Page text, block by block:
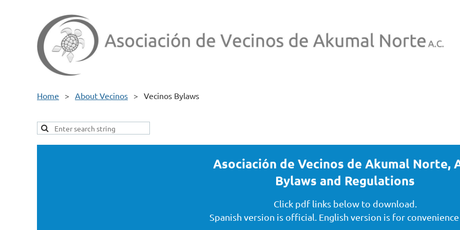
Home About Vecinos Vecinos Bylaws
Asociación de Vecinos de Akumal Norte,
Bylaws and Regulations
Click pdf links below to download.
Spanish version is official. English version is for convenience